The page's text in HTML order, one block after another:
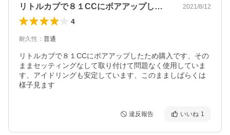
リトルカブで８１CCにボアアップしたた… 2021/8/12
4
耐久性 ： 普通
リトルカブで８１CCにボアアップしたため購入です、その
ままセッティングなして取り付けて問題なく使用していま
す、アイドリングも安定しています、このまましばらくは
様子見ます
違反報告 いいね 1